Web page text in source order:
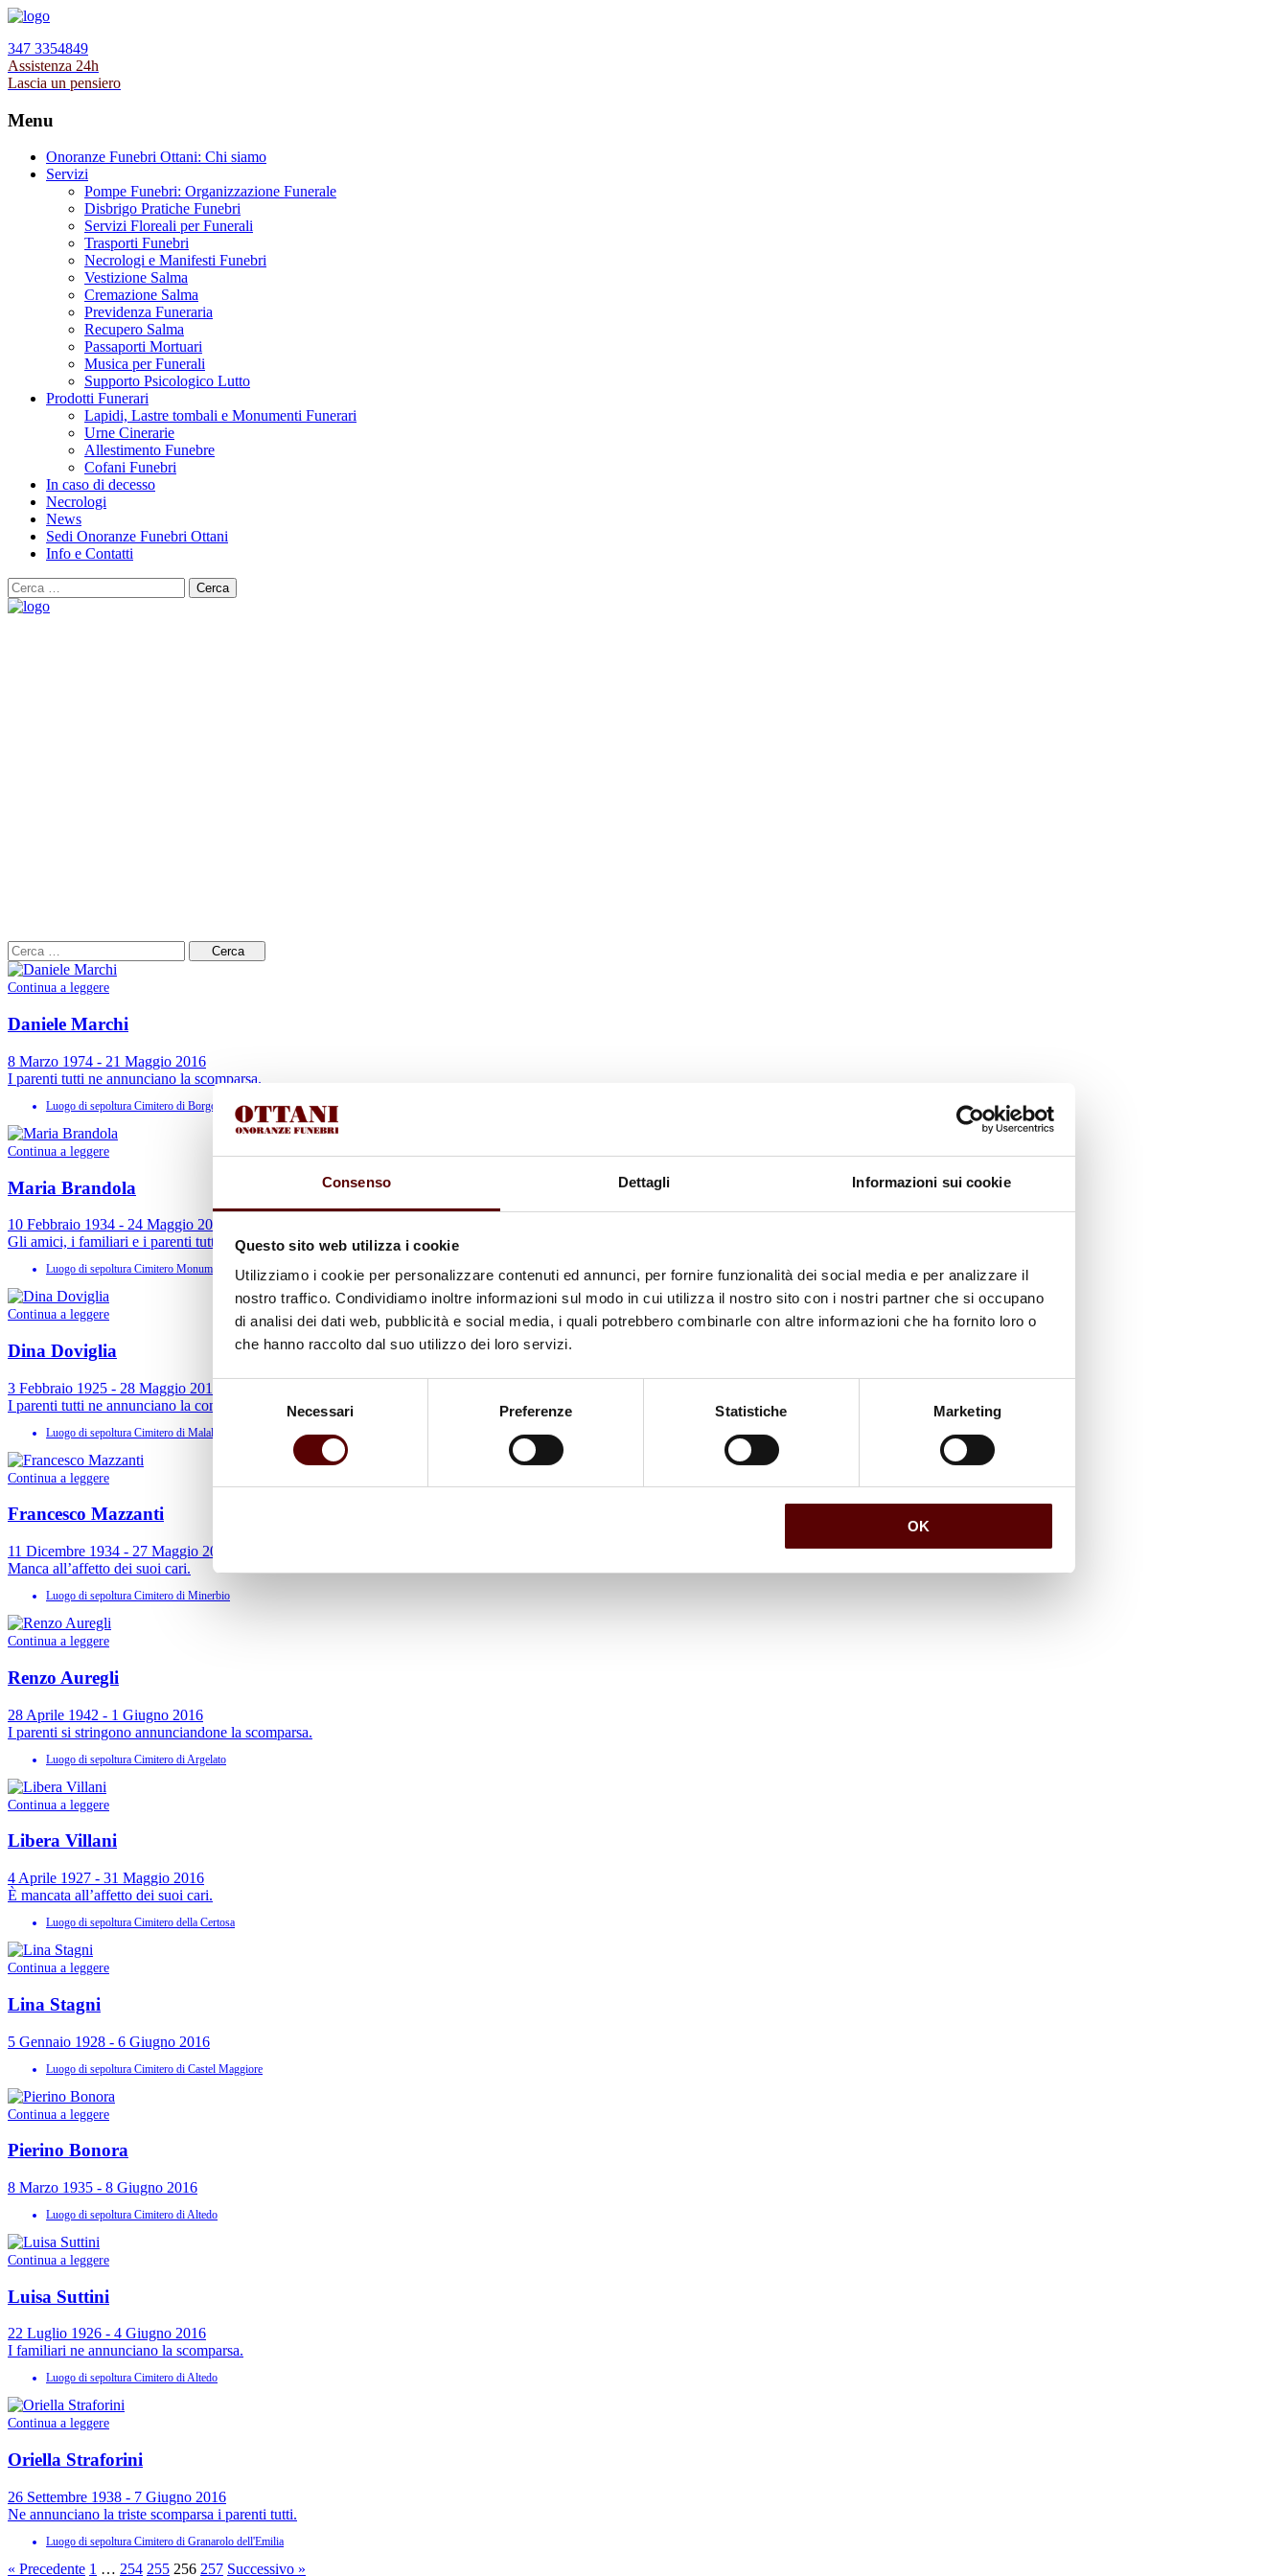
Consenso Dettagli Informazioni sui cookie
Questo sito web utilizza i cookie
Utilizziamo i cookie per personalizzare contenuti ed annunci, per fornire funzionalità dei social media e per analizzare il
nostro traffico. Condividiamo inoltre informazioni sul modo in cui utilizza il nostro sito con i nostri partner che si occupano
di analisi dei dati web, pubblicità e social media, i quali potrebbero combinarle con altre informazioni che ha fornito loro o
che hanno raccolto dal suo utilizzo dei loro servizi.
del
consenso
Necessari Preferenze Statistiche Marketing
OK
347 3354849
Assistenza 24h
Lascia un pensiero
Menu
Onoranze Funebri Ottani: Chi siamo
Servizi
Pompe Funebri: Organizzazione Funerale
Disbrigo Pratiche Funebri
Servizi Floreali per Funerali
Trasporti Funebri
Necrologi e Manifesti Funebri
Vestizione Salma
Cremazione Salma
Previdenza Funeraria
Recupero Salma
Passaporti Mortuari
Musica per Funerali
Supporto Psicologico Lutto
Prodotti Funerari
Lapidi, Lastre tombali e Monumenti Funerari
Urne Cinerarie
Allestimento Funebre
Cofani Funebri
In caso di decesso
Necrologi
News
Sedi Onoranze Funebri Ottani
Info e Contatti
Cerca
per:
Cerca
per:
Continua a leggere
Daniele Marchi
8 Marzo 1974 - 21 Maggio 2016
I parenti tutti ne annunciano la scomparsa.
Luogo di sepoltura Cimitero di Borgo Panigale
Continua a leggere
Maria Brandola
10 Febbraio 1934 - 24 Maggio 2016
Gli amici, i familiari e i parenti tutti ne annunciano la scomparsa.
Luogo di sepoltura Cimitero Monumentale della Certosa
Continua a leggere
Dina Doviglia
3 Febbraio 1925 - 28 Maggio 2016
I parenti tutti ne annunciano la compianta scomparsa.
Luogo di sepoltura Cimitero di Malalbergo
Continua a leggere
Francesco Mazzanti
11 Dicembre 1934 - 27 Maggio 2016
Manca all’affetto dei suoi cari.
Luogo di sepoltura Cimitero di Minerbio
Continua a leggere
Renzo Auregli
28 Aprile 1942 - 1 Giugno 2016
I parenti si stringono annunciandone la scomparsa.
Luogo di sepoltura Cimitero di Argelato
Continua a leggere
Libera Villani
4 Aprile 1927 - 31 Maggio 2016
È mancata all’affetto dei suoi cari.
Luogo di sepoltura Cimitero della Certosa
Continua a leggere
Lina Stagni
5 Gennaio 1928 - 6 Giugno 2016
Luogo di sepoltura Cimitero di Castel Maggiore
Continua a leggere
Pierino Bonora
8 Marzo 1935 - 8 Giugno 2016
Luogo di sepoltura Cimitero di Altedo
Continua a leggere
Luisa Suttini
22 Luglio 1926 - 4 Giugno 2016
I familiari ne annunciano la scomparsa.
Luogo di sepoltura Cimitero di Altedo
Continua a leggere
Oriella Straforini
26 Settembre 1938 - 7 Giugno 2016
Ne annunciano la triste scomparsa i parenti tutti.
Luogo di sepoltura Cimitero di Granarolo dell'Emilia
« Precedente 1 … 254 255 256 257 Successivo »